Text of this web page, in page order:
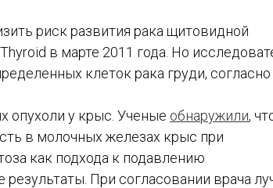
риск развития рака щитовидной
в марте 2011 года. Но
клеток рака груди, согласно
опухоли у крыс. Ученые обнаружили,
в молочных железах крыс при
как подхода к подавлению
При согласовании врача